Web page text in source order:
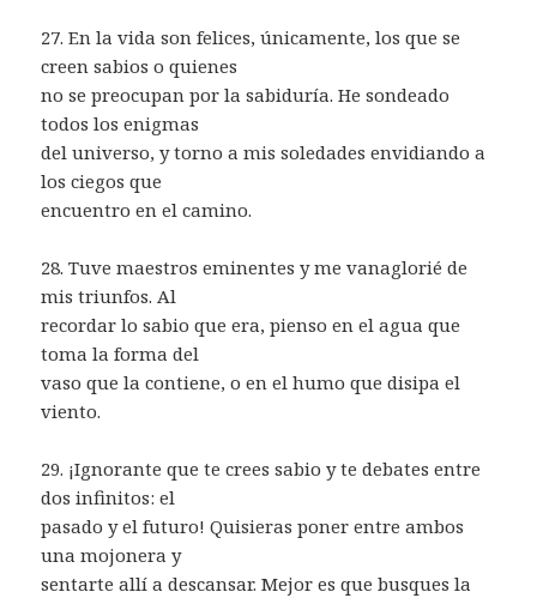
27. En la vida son felices, únicamente, los que se
creen sabios o quienes
no se preocupan por la sabiduría. He sondeado
todos los enigmas
del universo, y torno a mis soledades envidiando a
los ciegos que
encuentro en el camino.
28. Tuve maestros eminentes y me vanaglorié de
mis triunfos. Al
recordar lo sabio que era, pienso en el agua que
toma la forma del
vaso que la contiene, o en el humo que disipa el
viento.
29. ¡Ignorante que te crees sabio y te debates entre
dos infinitos: el
pasado y el futuro! Quisieras poner entre ambos
una mojonera y
sentarte allí a descansar. Mejor es que busques la